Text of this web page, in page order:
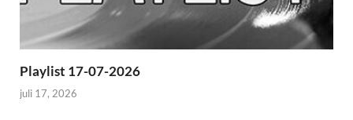
Playlist 17-07-2026
juli 17, 2026